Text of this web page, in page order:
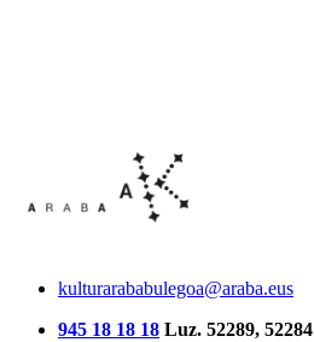
kulturarababulegoa@araba.eus
945 18 18 18 Luz. 52289, 52284